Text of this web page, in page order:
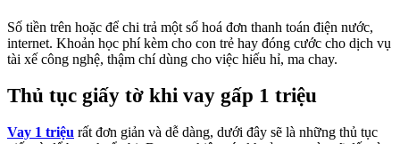
Số tiền trên hoặc để chi trả một số hoá đơn thanh toán điện nước,
internet. Khoản học phí kèm cho con trẻ hay đóng cước cho dịch vụ
tài xế công nghệ, thậm chí dùng cho việc hiếu hỉ, ma chay.
Thủ tục giấy tờ khi vay gấp 1 triệu
Vay 1 triệu rất đơn giản và dễ dàng, dưới đây sẽ là những thủ tục